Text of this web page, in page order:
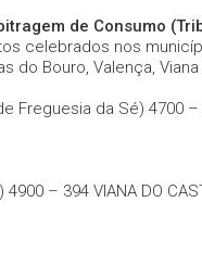
de Consumo
celebrados nos
do Bouro, Valença,
Freguesia da Sé) 4700 –
– 394 VIANA DO